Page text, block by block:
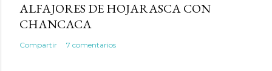
ALFAJORES DE HOJARASCA CON
CHANCACA
Compartir 7 comentarios